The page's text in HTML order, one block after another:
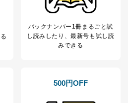
処、オペレーター教育など応対品
その他当社のプライバシーポリシ
ー等にて公表する利用目的達成の
パートナー（提携企業）様又は
バックナンバー1冊まるごと試
し読み したり、最新号も試し読
みできる
500円OFF